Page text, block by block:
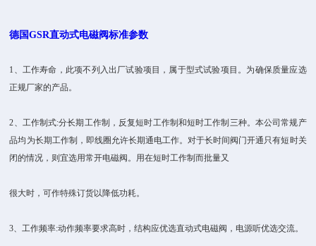
德国GSR直动式电磁阀标准参数
1、工作寿命，此项不列入出厂试验项目，属于型式试验项目。为确保质量应选
正规厂家的产品。
2、工作制式:分长期工作制，反复短时工作制和短时工作制三种。本公司常规产
品均为长期工作制，即线圈允许长期通电工作。对于长时间阀门开通只有短时关
闭的情况，则宜选用常开电磁阀。用在短时工作制而批量又
很大时，可作特殊订货以降低功耗。
3、工作频率:动作频率要求高时，结构应优选直动式电磁阀，电源听优选交流。